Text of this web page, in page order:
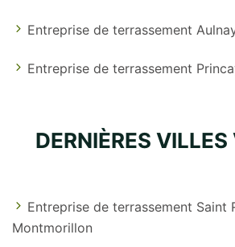
Entreprise de terrassement
Entreprise de terrassement
DERNIÈRES
Entreprise de terrassement Saint
Montmorillon